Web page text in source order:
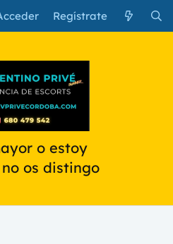
Regístrate
o estoy
os distingo